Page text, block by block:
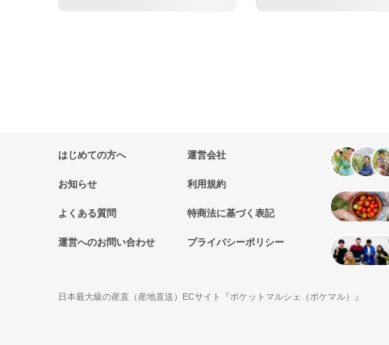
はじめての方へ
お知らせ
よくある質問
運営へのお問い合わせ
運営会社
利用規約
特商法に基づく表記
プライバシーポリシー
日本最大級の産直（産地直送）ECサイト『ポケットマルシェ（ポケマル）』